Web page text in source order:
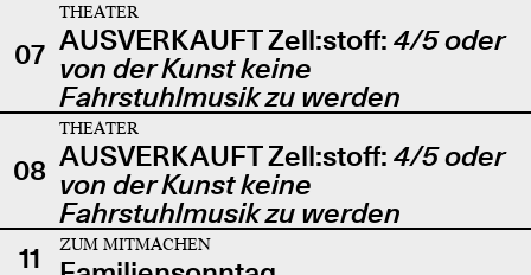
07
THEATER
AUSVERKAUFT Zell:stoff: 4/5 oder
von der Kunst keine
Fahrstuhlmusik zu werden
08
THEATER
AUSVERKAUFT Zell:stoff: 4/5 oder
von der Kunst keine
Fahrstuhlmusik zu werden
11
ZUM MITMACHEN